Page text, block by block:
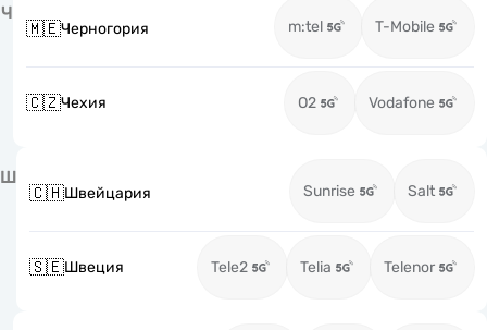
Ч
🇲🇪Черногория m:tel T-Mobile
🇨🇿Чехия O2 Vodafone
Ш
🇨🇭Швейцария Sunrise Salt
🇸🇪Швеция Tele2 Telia Telenor